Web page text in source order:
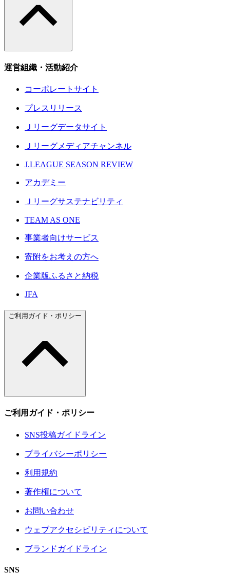
運営組織・活動紹介
コーポレートサイト
プレスリリース
Ｊリーグデータサイト
Ｊリーグメディアチャンネル
J.LEAGUE SEASON REVIEW
アカデミー
Ｊリーグサステナビリティ
TEAM AS ONE
事業者向けサービス
寄附をお考えの方へ
企業版ふるさと納税
JFA
ご利用ガイド・ポリシー
ご利用ガイド・ポリシー
SNS投稿ガイドライン
プライバシーポリシー
利用規約
著作権について
お問い合わせ
ウェブアクセシビリティについて
ブランドガイドライン
SNS